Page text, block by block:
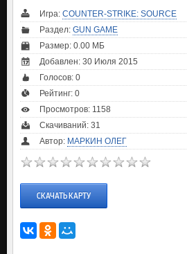
Игра: COUNTER-STRIKE: SOURCE
Раздел: GUN GAME
Размер: 0.00 МБ
Добавлен: 30 Июля 2015
Голосов: 0
Рейтинг: 0
Просмотров: 1158
Скачиваний: 31
Автор: МАРКИН ОЛЕГ
СКАЧАТЬ КАРТУ